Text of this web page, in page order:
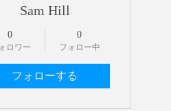
Sam Hill
0
ロワー
0
フォロー中
フォローする